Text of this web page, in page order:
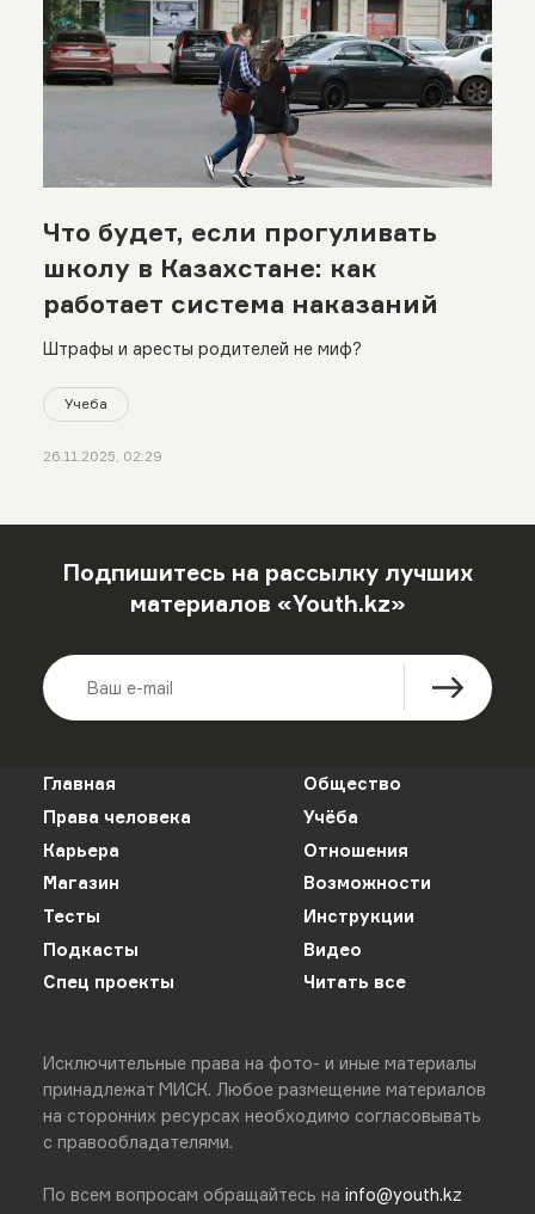
Что будет, если прогуливать
школу в Казахстане: как
работает система наказаний
Штрафы и аресты родителей не миф?
Учеба
26.11.2025, 02:29
Подпишитесь на рассылку лучших
материалов «Youth.kz»
Главная
Общество
Права человека
Учёба
Карьера
Отношения
Магазин
Возможности
Тесты
Инструкции
Подкасты
Видео
Спец проекты
Читать все
Исключительные права на фото- и иные материалы
принадлежат МИСК. Любое размещение материалов
на сторонних ресурсах необходимо согласовывать
с правообладателями.
По всем вопросам обращайтесь на info@youth.kz